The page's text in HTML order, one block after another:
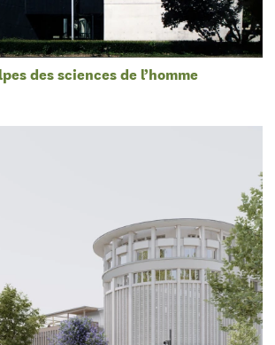
des sciences de l’homme